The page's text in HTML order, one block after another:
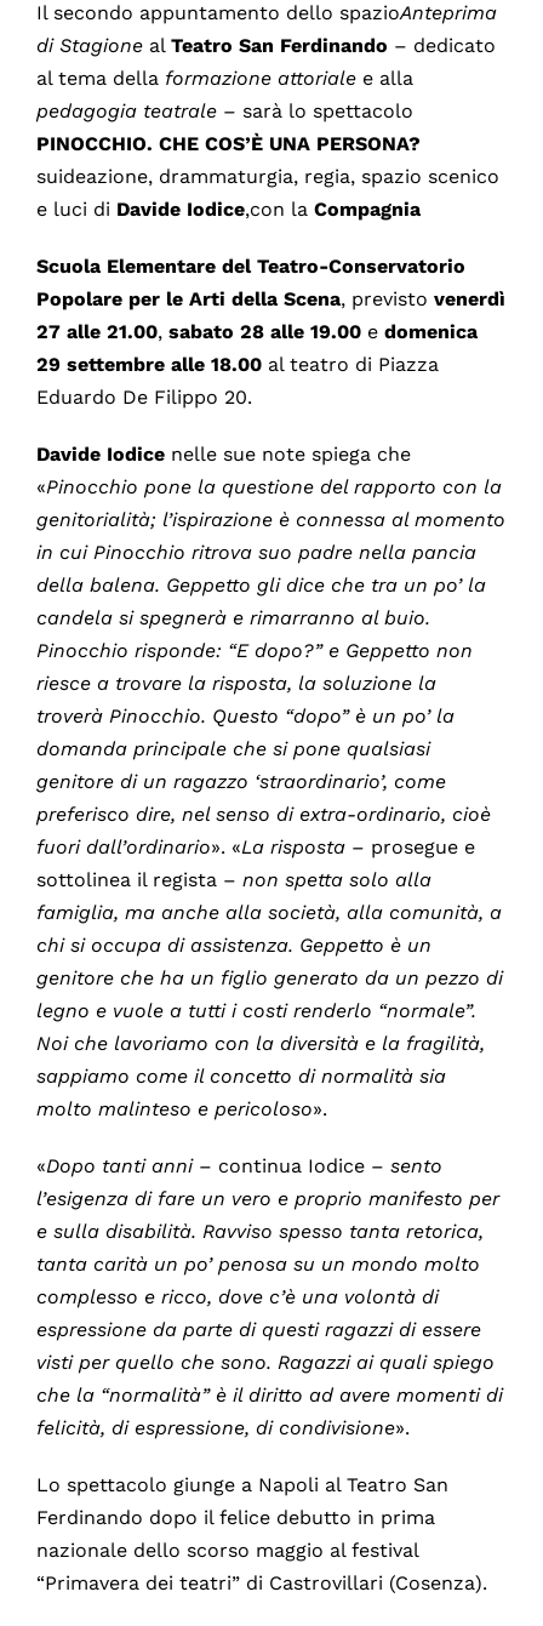
Il secondo appuntamento dello spazioAnteprima
di Stagione al Teatro San Ferdinando – dedicato
al tema della formazione attorialee alla
pedagogia teatrale – sarà lo spettacolo
PINOCCHIO. CHE COS’È UNA PERSONA?
suideazione, drammaturgia, regia, spazio scenico
e luci di Davide Iodice,con la Compagnia
Scuola Elementare del Teatro-Conservatorio
Popolare per le Arti della Scena, previsto venerdì
27 alle 21.00, sabato 28 alle 19.00 edomenica
29 settembre alle 18.00 al teatro di Piazza
Eduardo De Filippo 20.
Davide Iodicenelle sue note spiega che
«Pinocchio pone la questione del rapporto con la
genitorialità; l’ispirazione è connessa al momento
in cui Pinocchio ritrova suo padre nella pancia
della balena. Geppetto gli dice che tra un po’ la
candela si spegnerà e rimarranno al buio.
Pinocchio risponde: “E dopo?” e Geppetto non
riesce a trovare la risposta, la soluzione la
troverà Pinocchio. Questo “dopo” è un po’ la
domanda principale che si pone qualsiasi
genitore di un ragazzo ‘straordinario’, come
preferisco dire, nel senso di extra-ordinario, cioè
fuori dall’ordinario». «La risposta– prosegue e
sottolinea il regista – non spetta solo alla
famiglia, ma anche alla società, alla comunità, a
chi si occupa di assistenza. Geppetto è un
genitore che ha un figlio generato da un pezzo di
legno e vuole a tutti i costi renderlo “normale”.
Noi che lavoriamo con la diversità e la fragilità,
sappiamo come il concetto di normalità sia
molto malinteso e pericoloso».
«Dopo tanti anni– continua Iodice – sento
l’esigenza di fare un vero e proprio manifesto per
e sulla disabilità. Ravviso spesso tanta retorica,
tanta carità un po’ penosa su un mondo molto
complesso e ricco, dove c’è una volontà di
espressione da parte di questi ragazzi di essere
visti per quello che sono. Ragazzi ai quali spiego
che la “normalità” è il diritto ad avere momenti di
felicità, di espressione, di condivisione».
Lo spettacolo giunge a Napoli al Teatro San
Ferdinando dopo il felice debutto in prima
nazionale dello scorso maggio al festival
“Primavera dei teatri” di Castrovillari (Cosenza).